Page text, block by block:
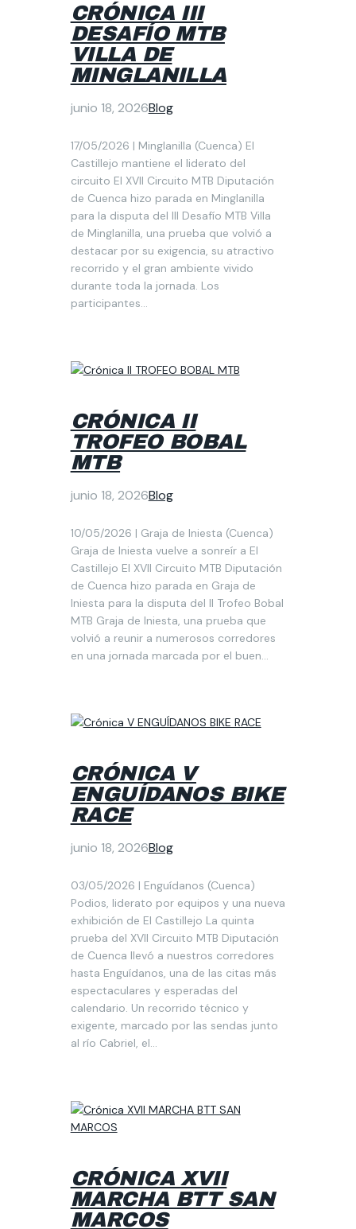
CRÓNICA III
DESAFÍO MTB
VILLA DE
MINGLANILLA
junio 18, 2026Blog
17/05/2026 | Minglanilla (Cuenca) El
Castillejo mantiene el liderato del
circuito El XVII Circuito MTB Diputación
de Cuenca hizo parada en Minglanilla
para la disputa del III Desafío MTB Villa
de Minglanilla, una prueba que volvió a
destacar por su exigencia, su atractivo
recorrido y el gran ambiente vivido
durante toda la jornada. Los
participantes…
CRÓNICA II
TROFEO BOBAL
MTB
junio 18, 2026Blog
10/05/2026 | Graja de Iniesta (Cuenca)
Graja de Iniesta vuelve a sonreír a El
Castillejo El XVII Circuito MTB Diputación
de Cuenca hizo parada en Graja de
Iniesta para la disputa del II Trofeo Bobal
MTB Graja de Iniesta, una prueba que
volvió a reunir a numerosos corredores
en una jornada marcada por el buen…
CRÓNICA V
ENGUÍDANOS BIKE
RACE
junio 18, 2026Blog
03/05/2026 | Enguídanos (Cuenca)
Podios, liderato por equipos y una nueva
exhibición de El Castillejo La quinta
prueba del XVII Circuito MTB Diputación
de Cuenca llevó a nuestros corredores
hasta Enguídanos, una de las citas más
espectaculares y esperadas del
calendario. Un recorrido técnico y
exigente, marcado por las sendas junto
al río Cabriel, el…
CRÓNICA XVII
MARCHA BTT SAN
MARCOS